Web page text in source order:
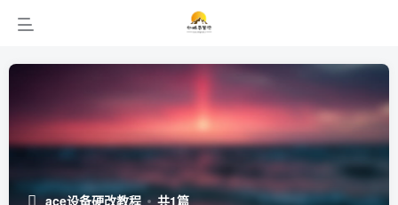
ace设备硬改教程 共1篇